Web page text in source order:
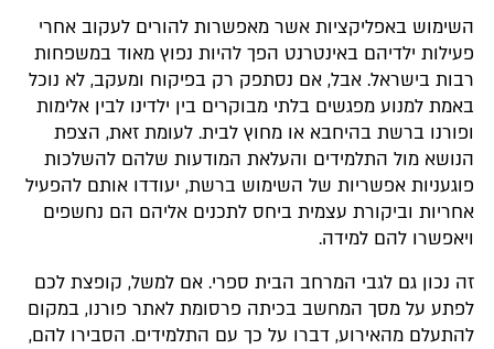
השימוש באפליקציות אשר מאפשרות להורים לעקוב אחרי
פעילות ילדיהם באינטרנט הפך להיות נפוץ מאוד במשפחות
רבות בישראל. אבל, אם נסתפק רק בפיקוח ומעקב, לא נוכל
באמת למנוע מפגשים בלתי מבוקרים בין ילדינו לבין אלימות
ופורנו ברשת בהיחבא או מחוץ לבית. לעומת זאת, הצפת
הנושא מול התלמידים והעלאת המודעות שלהם להשלכות
פוגעניות אפשריות של השימוש ברשת, יעודדו אותם להפעיל
אחריות וביקורת עצמית ביחס לתכנים אליהם הם נחשפים
ויאפשרו להם למידה.
זה נכון גם לגבי המרחב הבית ספרי. אם למשל, קופצת לכם
לפתע על מסך המחשב בכיתה פרסומת לאתר פורנו, במקום
להתעלם מהאירוע, דברו על כך עם התלמידים. הסבירו להם,